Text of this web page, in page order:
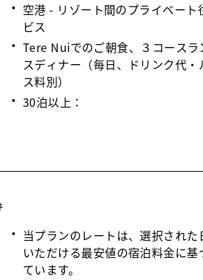
空港 - リゾート間のプライベート
ビス
Tere Nuiでのご朝食、３コースラ
スディナー（毎日、ドリンク代・
ス料別）
30泊以上：
当プランのレートは、選択された
いただける最安値の宿泊料金に基
ています。